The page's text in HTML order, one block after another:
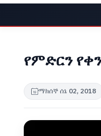
የምድርን
ማክሰኞ ሰኔ 02, 2018